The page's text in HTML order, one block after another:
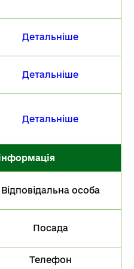
Детальніше
Детальніше
Детальніше
Відповідальна особа
Посада
Телефон